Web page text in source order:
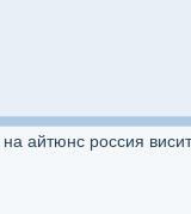
на айтюнс россия